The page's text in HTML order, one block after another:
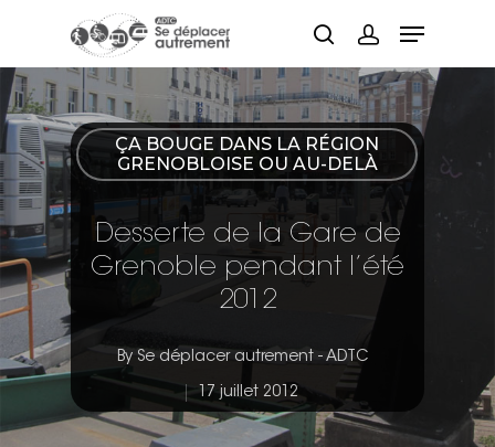
Hit enter to search or ESC to close
ÇA BOUGE DANS LA RÉGION
GRENOBLOISE OU AU-DELÀ
Desserte de la Gare de
Grenoble pendant l’été
2012
By Se déplacer autrement - ADTC
17 juillet 2012